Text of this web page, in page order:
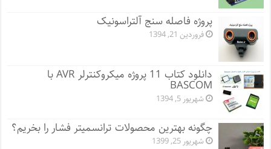
پروژه فاصله سنج آلتراسونیک
فروردین 21, 1394
دانلود کتاب 11 پروژه میکروکنترلر AVR با
BASCOM
شهریور 5, 1394
چگونه بهترین محصولات ترانسمیتر فشار را بخریم؟
شهریور 25, 1399